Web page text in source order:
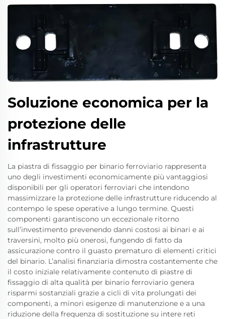
Soluzione economica per la
protezione delle
infrastrutture
La piastra di fissaggio per binario ferroviario rappresenta
uno degli investimenti economicamente più vantaggiosi
disponibili per gli operatori ferroviari che intendono
massimizzare la protezione delle infrastrutture riducendo al
contempo le spese operative a lungo termine. Questi
componenti garantiscono un eccezionale ritorno
sull’investimento prevenendo danni costosi ai binari e ai
traversini, molto più onerosi, fungendo di fatto da
assicurazione contro il guasto prematuro di elementi critici
del binario. L’analisi finanziaria dimostra costantemente che
il costo iniziale relativamente contenuto di piastre di
fissaggio di alta qualità per binario ferroviario genera
risparmi sostanziali grazie a cicli di vita prolungati dei
componenti, a minori esigenze di manutenzione e a una
riduzione della frequenza di sostituzione su intere reti